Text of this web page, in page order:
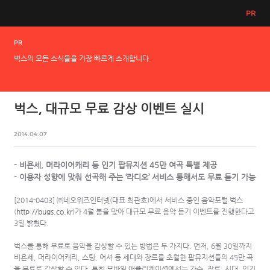
PR
PR
벅스의 모든 소식들을 가장 빠르게 소개합니다.
벅스, 대규모 무료 감상 이벤트 실시
2014.04.07
- 비욘세, 머라이어캐리 등 인기 팝뮤지션 45만 여곡 특별 제공
- 이용자 성향에 맞춰 선곡해 주는 ‘라디오’ 서비스 통해서도 무료 듣기 가능
[2014-0403] ㈜네오위즈인터넷(대표 최관호)에서 서비스 중인 음악포털 벅스
(http://bugs.co.kr)가 4월 봄을 맞아 대규모 무료 음악 듣기 이벤트를 진행한다고
3일 밝혔다.
벅스를 통해 무료로 음악을 감상할 수 있는 방법은 두 가지다. 먼저, 6월 30일까지
비욘세, 머라이어캐리, 스팅, 어셔 등 세대와 장르를 초월한 팝뮤지션들의 45만 곡